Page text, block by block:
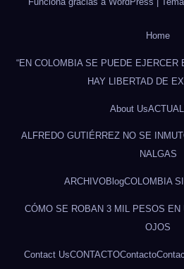
Home
“EN COLOMBIA SE PUEDE
HAY LIBERTAD DE
About Us
ALFREDO GUTIÉRREZ NO SE
NALGAS
ARCHIVOBlogCOLOMBIA
CÓMO SE ROBAN 3 MIL PESOS EN
OJOS
Contact UsCONTACTOContacto